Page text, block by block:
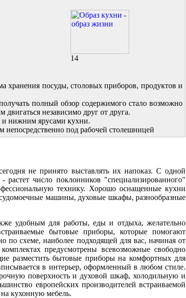
14
хранения посуды, столовых приборов, продуктов и
полный обзор содержимого стало возможно
независимо друг от друга.
и нижним ярусами кухни.
под рабочей столешницей
не принято выставлять их напоказ. С одной
число поклонников "специализированного"
технику. Хорошо оснащенные кухни
машины, духовые шкафы, разнообразные
удобным для работы, еды и отдыха, желательно
бытовые приборы, которые помогают
по схеме, наиболее подходящей для вас, начиная от
предусмотрены всевозможные свободно
разместить бытовые приборы на комфортных для
в интерьер, оформленный в любом стиле.
поверхность и духовой шкаф, холодильную и
европейских производителей встраиваемой
кухонную мебель.